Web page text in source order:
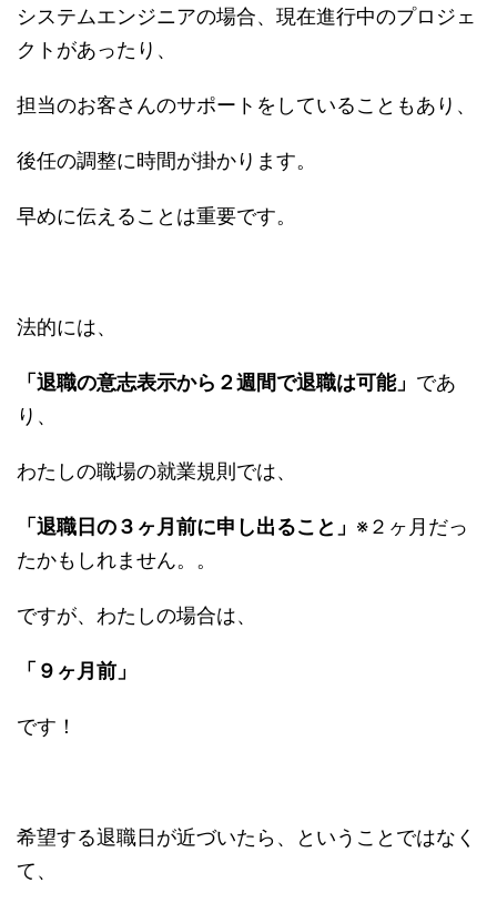
システムエンジニアの場合、現在進行中のプロジェ
クトがあったり、
担当のお客さんのサポートをしていることもあり、
後任の調整に時間が掛かります。
早めに伝えることは重要です。
法的には、
「退職の意志表示から２週間で退職は可能」 であ
り、
わたしの職場の就業規則では、
「退職日の３ヶ月前に申し出ること」 ※２ヶ月だっ
たかもしれません。。
ですが、わたしの場合は、
「９ヶ月前」
です！
希望する退職日が近づいたら、ということではなく
て、